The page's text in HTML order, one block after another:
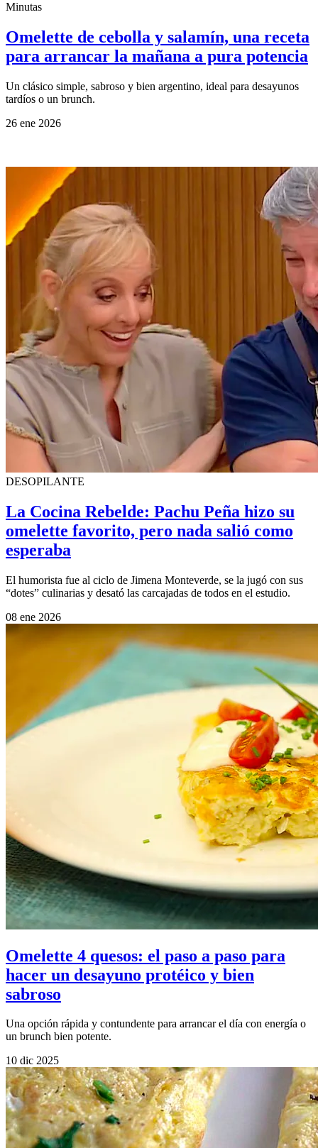
Minutas
Omelette de cebolla y salamín, una receta
para arrancar la mañana a pura potencia
Un clásico simple, sabroso y bien argentino, ideal para desayunos
tardíos o un brunch.
26 ene 2026
DESOPILANTE
La Cocina Rebelde: Pachu Peña hizo su
omelette favorito, pero nada salió como
esperaba
El humorista fue al ciclo de Jimena Monteverde, se la jugó con sus
“dotes” culinarias y desató las carcajadas de todos en el estudio.
08 ene 2026
Omelette 4 quesos: el paso a paso para
hacer un desayuno protéico y bien
sabroso
Una opción rápida y contundente para arrancar el día con energía o
un brunch bien potente.
10 dic 2025